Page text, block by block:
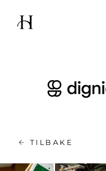
TILBAKE